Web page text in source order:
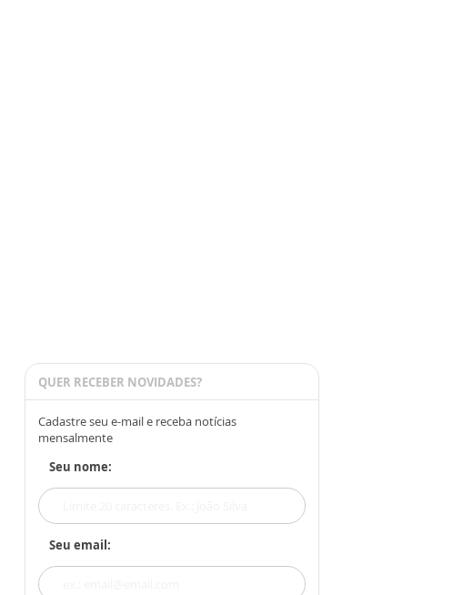
QUER RECEBER NOVIDADES?
Cadastre seu e-mail e receba notícias
mensalmente
Seu nome:
Seu email: